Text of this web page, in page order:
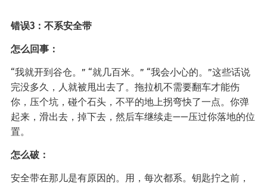
错误3：不系安全带
怎么回事：
“我就开到谷仓。” “就几百米。” “我会小心的。”这些话说
完没多久，人就被甩出去了。拖拉机不需要翻车才能伤
你，压个坑，碰个石头，不平的地上拐弯快了一点。你弹
起来，滑出去，掉下去，然后车继续走——压过你落地的位
置。
怎么破：
安全带在那儿是有原因的。用，每次都系。钥匙拧之前，